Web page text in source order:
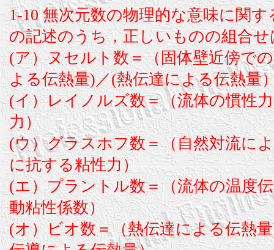
1-10 無次元数の物理的な意味に関
の記述のうち，正しいものの組合
(ア）ヌセルト数＝（固体壁近傍で
よる伝熱量)／(熱伝達による伝熱量
(イ）レイノルズ数＝（流体の慣性
力）
(ウ）グラスホフ数＝（自然対流に
に抗する粘性力）
(エ）プラントル数＝（流体の温度
動粘性係数）
(オ）ビオ数＝（熱伝達による伝熱